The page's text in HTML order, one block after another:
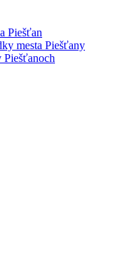
Piešťan
mesta Piešťany
Piešťanoch